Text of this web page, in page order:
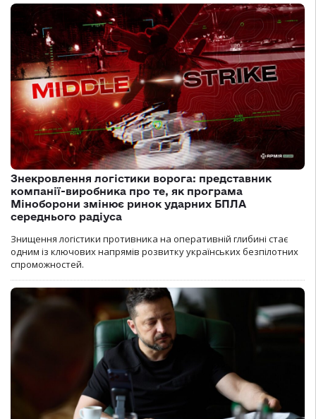
Знекровлення логістики ворога: представник
компанії-виробника про те, як програма
Міноборони змінює ринок ударних БПЛА
середнього радіуса
Знищення логістики противника на оперативній глибині стає
одним із ключових напрямів розвитку українських безпілотних
спроможностей.